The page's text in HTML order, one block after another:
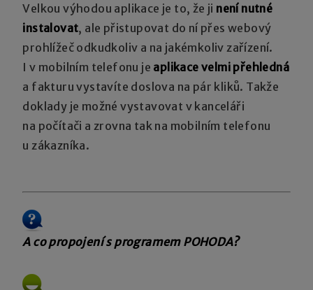
Velkou výhodou aplikace je to, že ji není nutné
instalovat, ale přistupovat do ní přes webový
prohlížeč odkudkoliv a na jakémkoliv zařízení.
I v mobilním telefonu je aplikace velmi přehledná
a fakturu vystavíte doslova na pár kliků. Takže
doklady je možné vystavovat v kanceláři
na počítači a zrovna tak na mobilním telefonu
u zákazníka.
A co propojení s programem POHODA?